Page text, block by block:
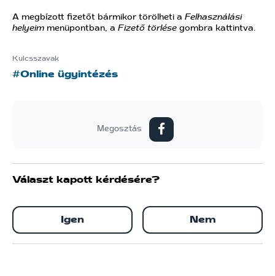
Megosztás
A megbízott fizetőt bármikor törölheti a Felhasználási
helyeim menüpontban, a Fizető törlése gombra kattintva.
Kulcsszavak
#Online ügyintézés
Választ kapott kérdésére?
Igen Nem